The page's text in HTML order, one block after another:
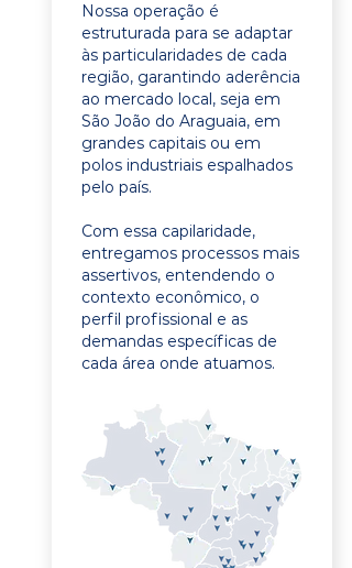
Nossa operação é
estruturada para se adaptar
às particularidades de cada
região, garantindo aderência
ao mercado local, seja em
São João do Araguaia, em
grandes capitais ou em
polos industriais espalhados
pelo país.
Com essa capilaridade,
entregamos processos mais
assertivos, entendendo o
contexto econômico, o
perfil profissional e as
demandas específicas de
cada área onde atuamos.